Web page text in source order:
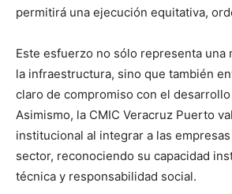
permitirá una ejecución equitativa,
Este esfuerzo no sólo representa una
la infraestructura, sino que también
claro de compromiso con el
Asimismo, la CMIC Veracruz Puerto
institucional al integrar a las
sector, reconociendo su capacidad
técnica y responsabilidad social.